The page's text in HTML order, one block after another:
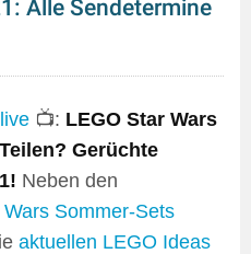
Alle Sendetermine
📺: LEGO Star Wars
Gerüchte
Neben den
Sommer-Sets
aktuellen LEGO Ideas